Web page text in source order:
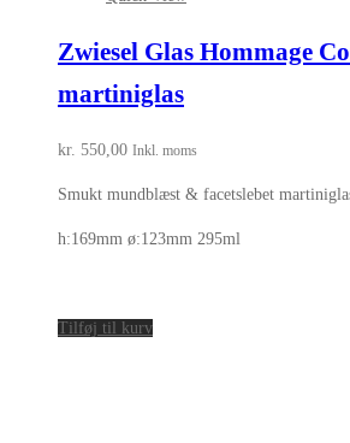
Zwiesel Glas Hommage
martiniglas
kr. 550,00 Inkl. moms
Smukt mundblæst & facetslebet
h:169mm ø:123mm 295ml
Tilføj til kurv